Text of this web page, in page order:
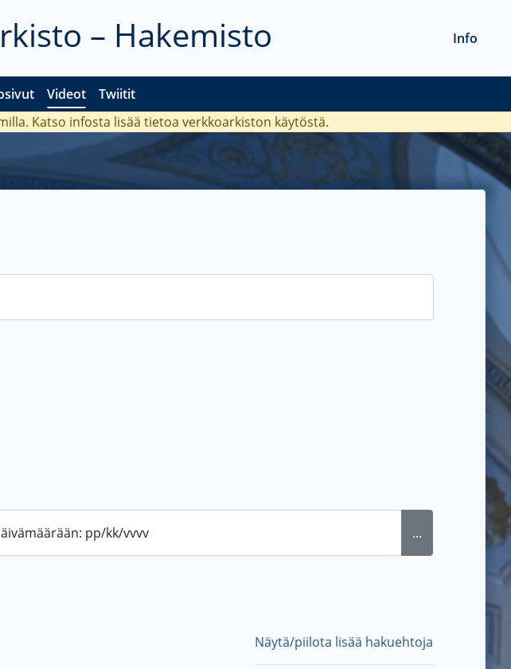
– Hakemisto
Videot Twiitit
Info
Katso infosta lisää tietoa verkkoarkiston käytöstä.
pp/kk/vvvv ...
Näytä/piilota lisää hakuehtoja